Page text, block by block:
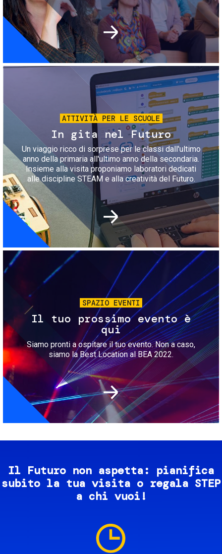
Immagine
ATTIVITÀ PER LE SCUOLE
In gita nel Futuro
Un viaggio ricco di sorprese per le classi dall'ultimo
anno della primaria all'ultimo anno della secondaria.
Insieme alla visita proponiamo laboratori dedicati
alle discipline STEAM e alla creatività del Futuro.
Immagine
SPAZIO EVENTI
Il tuo prossimo evento è
qui
Siamo pronti a ospitare il tuo evento. Non a caso,
siamo la Best Location al BEA 2022.
Il Futuro non aspetta: pianifica
subito la tua visita o regala STEP
a chi vuoi!